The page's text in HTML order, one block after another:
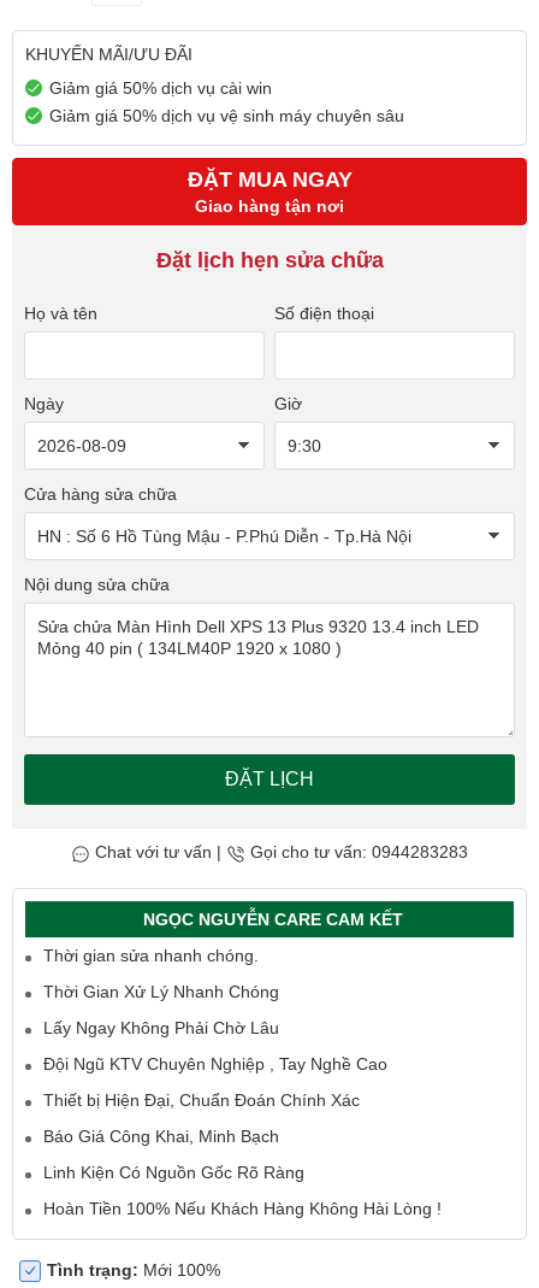
KHUYẾN MÃI/ƯU ĐÃI
Giảm giá 50% dịch vụ cài win
Giảm giá 50% dịch vụ vệ sinh máy chuyên sâu
ĐẶT MUA NGAY
Giao hàng tận nơi
Đặt lịch hẹn sửa chữa
Họ và tên Số điện thoại
Ngày Giờ
Cửa hàng sửa chữa
Nội dung sửa chữa
ĐẶT LỊCH
Chat với tư vấn | Gọi cho tư vấn: 0944283283
NGỌC NGUYỄN CARE CAM KẾT
Thời gian sửa nhanh chóng.
Thời Gian Xử Lý Nhanh Chóng
Lấy Ngay Không Phải Chờ Lâu
Đội Ngũ KTV Chuyên Nghiệp , Tay Nghề Cao
Thiết bị Hiện Đại, Chuẩn Đoán Chính Xác
Báo Giá Công Khai, Minh Bạch
Linh Kiện Có Nguồn Gốc Rõ Ràng
Hoàn Tiền 100% Nếu Khách Hàng Không Hài Lòng !
Tình trạng: Mới 100%